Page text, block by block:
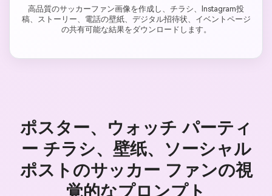
高品質のサッカーファン画像を作成し、チラシ、Instagram投
稿、ストーリー、電話の壁紙、デジタル招待状、イベントページ
の共有可能な結果をダウンロードします。
ポスター、ウォッチ パーティ
ー チラシ、壁纸、ソーシャル
ポストのサッカー ファンの視
覚的なプロンプト